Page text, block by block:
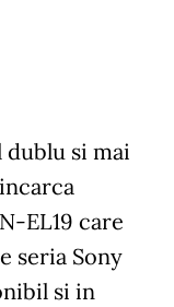
si mai
EL19 care
seria Sony
si in